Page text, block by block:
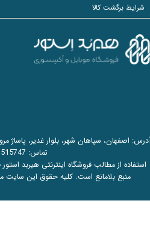
شرایط برگشت کالا
تماس:
استفاده از مطالب فروشگاه اینترنتی هیربد
منبع بلامانع است. کلیه حقوق این سایت